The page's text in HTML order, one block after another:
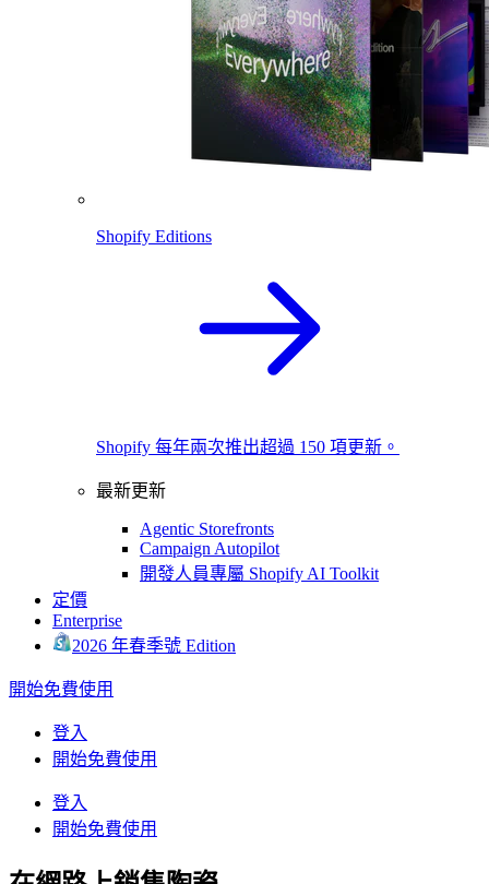
Shopify Editions
Shopify 每年兩次推出超過 150 項更新。
最新更新
Agentic Storefronts
Campaign Autopilot
開發人員專屬 Shopify AI Toolkit
定價
Enterprise
2026 年春季號 Edition
開始免費使用
登入
開始免費使用
登入
開始免費使用